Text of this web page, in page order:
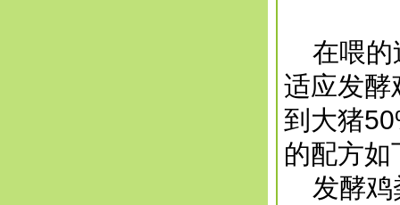
在喂的
适应发酵
到大猪
的配方如
发酵鸡